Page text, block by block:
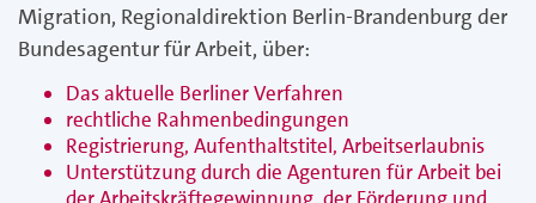
Migration, Regionaldirektion Berlin-Brandenburg der
Bundesagentur für Arbeit, über:
Das aktuelle Berliner Verfahren
rechtliche Rahmenbedingungen
Registrierung, Aufenthaltstitel, Arbeitserlaubnis
Unterstützung durch die Agenturen für Arbeit bei